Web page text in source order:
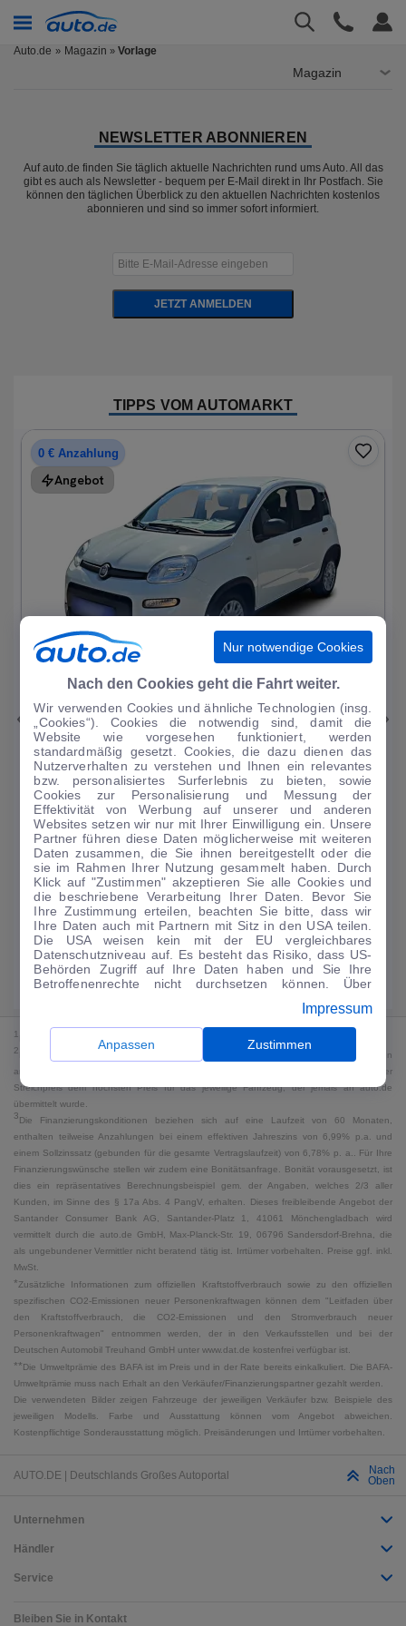
Auto.de Magazin » Vorlage
Magazin
NEWSLETTER ABONNIEREN
Auf auto.de finden Sie täglich aktuelle Nachrichten rund ums Auto. All das
gibt es auch als Newsletter - bequem per E-Mail direkt in Ihr Postfach. Sie
können den täglichen Überblick zu den aktuellen Nachrichten kostenlos
abonnieren und sind so immer sofort informiert.
JETZT ANMELDEN
TIPPS VOM AUTOMARKT
0 € Anzahlung
Angebot
|15
Fiat Panda
1.0 Mild Hybrid Base neuwertig
1.214 km·05/2024· ·Benzin·Manuell
Finanzierung Kaufen
122€/mtl.
Guter Preis4
0 € Anzahlung ·60 Monate ·Finanzierungs-Details
Angebot anfragen Rate anpassen
Kraftstoffverbrauch komb. 6,3 l/100 km · CO₂-Emissionen komb. 145 g/km
· CO₂-Klasse E · WLTP*
1
2 Bei dem Streichpreis handelt es sich für Neufahrzeuge und junge Gebrauchte um den
an auto.de übermittelten Listenpreis. Für alle anderen Fahrzeuge entspricht der
Streichpreis dem höchsten Preis für das jeweilige Fahrzeug, der jemals an auto.de
übermittelt wurde.
3Die Finanzierungskonditionen beziehen sich auf eine Laufzeit von 60 Monaten,
enthalten teilweise Anzahlungen bei einem effektiven Jahreszins von 6,99% p.a. und
einem Sollzinssatz (gebunden für die gesamte Vertragslaufzeit) von 6,78% p. a.. Für Ihre
Finanzierungswünsche stellen wir zudem eine Bonitätsanfrage. Bonität vorausgesetzt, ist
dies ein repräsentatives Berechnungsbeispiel gem. der Angaben, welches 2/3 aller
Kunden, im Sinne des § 17a Abs. 4 PangV, erhalten. Dieses freibleibende Angebot der
Santander Consumer Bank AG, Santander-Platz 1, 41061 Mönchengladbach wird
vermittelt durch die auto.de GmbH, Max-Planck-Str. 19, 06796 Sandersdorf-Brehna, die
als ungebundener Vermittler nicht beratend tätig ist. Irrtümer vorbehalten. Preise ggf. inkl.
MwSt.
*Zusätzliche Informationen zum offiziellen Kraftstoffverbrauch sowie zu den offiziellen
spezifischen CO2-Emissionen neuer Personenkraftwagen können dem "Leitfaden über
den Kraftstoffverbrauch, die CO2-Emissionen und den Stromverbrauch neuer
Personenkraftwagen" entnommen werden, der in den Verkaufsstellen und bei der
Deutschen Automobil Treuhand GmbH unter www.dat.de kostenfrei verfügbar ist.
**Die Umweltprämie des BAFA ist im Preis und in der Rate bereits einkalkuliert. Die BAFA-
Umweltprämie muss nach Erhalt an den Verkäufer/Finanzierungspartner gezahlt werden.
Die verwendeten Bilder zeigen Fahrzeuge der jeweiligen Verkäufer bzw. Beispiele des
jeweiligen Modells. Farbe und Ausstattung können vom Angebot abweichen.
Kostenpflichtige Sonderausstattung möglich. Preisänderungen und Irrtümer vorbehalten.
AUTO.DE | Deutschlands Großes Autoportal
Nach
Oben
Unternehmen
Händler
Service
Bleiben Sie in Kontakt
Nur notwendige Cookies
Nach den Cookies geht die Fahrt weiter.
Wir verwenden Cookies und ähnliche Technologien (insg.
„Cookies“). Cookies die notwendig sind, damit die
Website wie vorgesehen funktioniert, werden
standardmäßig gesetzt. Cookies, die dazu dienen das
Nutzerverhalten zu verstehen und Ihnen ein relevantes
bzw. personalisiertes Surferlebnis zu bieten, sowie
Cookies zur Personalisierung und Messung der
Effektivität von Werbung auf unserer und anderen
Websites setzen wir nur mit Ihrer Einwilligung ein. Unsere
Partner führen diese Daten möglicherweise mit weiteren
Daten zusammen, die Sie ihnen bereitgestellt oder die
sie im Rahmen Ihrer Nutzung gesammelt haben. Durch
Klick auf "Zustimmen" akzeptieren Sie alle Cookies und
die beschriebene Verarbeitung Ihrer Daten. Bevor Sie
Ihre Zustimmung erteilen, beachten Sie bitte, dass wir
Ihre Daten auch mit Partnern mit Sitz in den USA teilen.
Die USA weisen kein mit der EU vergleichbares
Datenschutzniveau auf. Es besteht das Risiko, dass US-
Behörden Zugriff auf Ihre Daten haben und Sie Ihre
Betroffenenrechte nicht durchsetzen können. Über
anpassen. Dies ist auch später jederzeit im Bereich
Cookie-Richtliniemöglich. Weitere Informationen finden
Sie in unsererDatenschutzerklärung .
Impressum
Anpassen Zustimmen